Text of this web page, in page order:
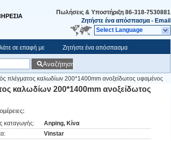
Πωλήσεις & Υποστήριξη 86-318-7530881
Ζητήστε ένα απόσπασμα - Email
Select Language
σε επαφή με Ζητήστε ένα απόσπασμα
Αναζήτηση
πλέγματος καλωδίων 200*1400mm ανοξείδωτος υφαμένος
καλωδίων 200*1400mm ανοξείδωτος
καταγωγής:
Anping, Κίνα
Vinstar